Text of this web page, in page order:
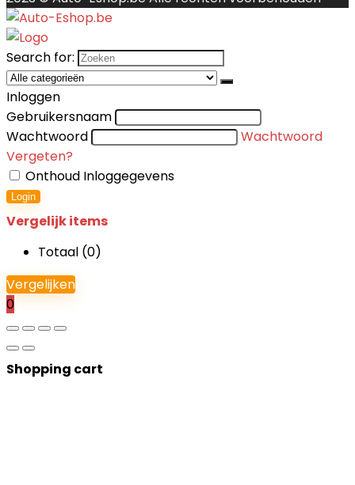
Search for:
Inloggen
Gebruikersnaam
Wachtwoord
Wachtwoord
Vergeten?
Onthoud Inloggegevens
Login
Vergelijk items
Totaal (0)
Vergelijken
0
Shopping cart